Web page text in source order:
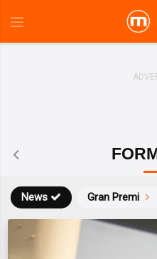
News Gran Premi